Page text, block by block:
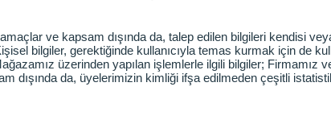
ve kapsam dışında da, talep edilen bilgileri kendisi
bilgiler, gerektiğinde kullanıcıyla temas kurmak için de
üzerinden yapılan işlemlerle ilgili bilgiler; Firmamız
dışında da, üyelerimizin kimliği ifşa edilmeden çeşitli